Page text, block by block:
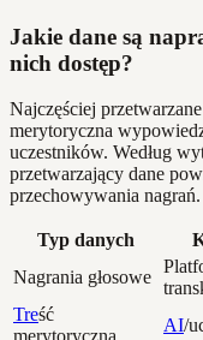
Jakie dane są
nich dostęp?
Najczęściej
merytoryczna
uczestników. Według
przetwarzający dane
przechowywania nagrań.
Typ danych
Nagrania głosowe
Treść
AI/